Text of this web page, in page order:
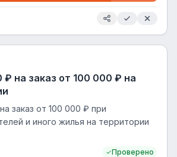
₽ на заказ от 100 000 ₽ на
заказ от 100 000 ₽ при
и иного жилья на территории
Проверено